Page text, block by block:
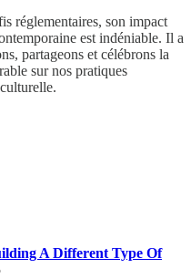
réglementaires, son impact
est indéniable. Il a
partageons et célébrons la
sur nos pratiques
A Different Type Of